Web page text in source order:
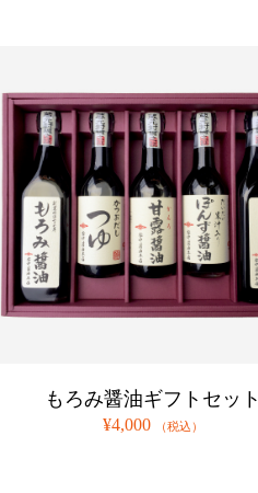
もろみ醤油ギフトセット
¥4,000 （税込）